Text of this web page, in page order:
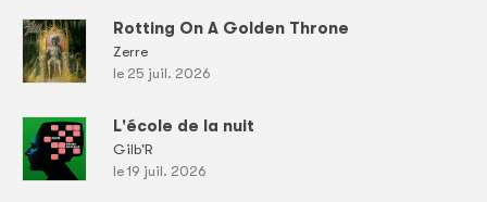
Rotting On A Golden Throne
Zerre
le 25 juil. 2026
L'école de la nuit
Gilb'R
le 19 juil. 2026